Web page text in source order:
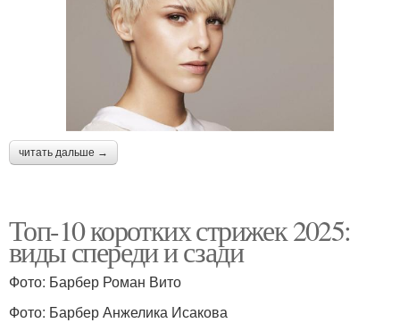
читать дальше →
Топ-10 коротких стрижек 2025:
виды спереди и сзади
Фото: Барбер Роман Вито
Фото: Барбер Анжелика Исакова